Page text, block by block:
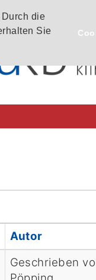
die
Sie
Autor
Geschrieben